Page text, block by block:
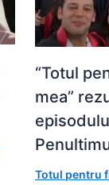
“Totul
mea”
Totul pentru